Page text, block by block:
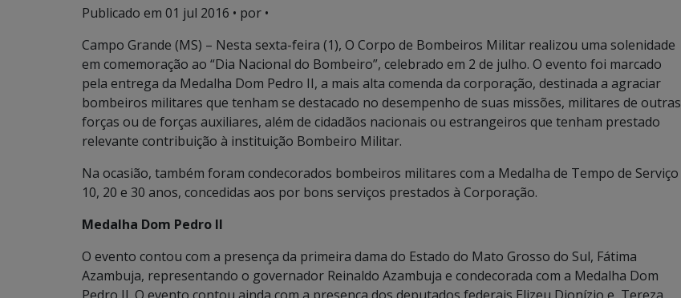
Publicado em 01 jul 2016 • por •
Campo Grande (MS) – Nesta sexta-feira (1), O Corpo de Bombeiros Militar realizou uma solenidade
em comemoração ao “Dia Nacional do Bombeiro”, celebrado em 2 de julho. O evento foi marcado
pela entrega da Medalha Dom Pedro II, a mais alta comenda da corporação, destinada a agraciar
bombeiros militares que tenham se destacado no desempenho de suas missões, militares de outras
forças ou de forças auxiliares, além de cidadãos nacionais ou estrangeiros que tenham prestado
relevante contribuição à instituição Bombeiro Militar.
Na ocasião, também foram condecorados bombeiros militares com a Medalha de Tempo de Serviço
10, 20 e 30 anos, concedidas aos por bons serviços prestados à Corporação.
Medalha Dom Pedro II
O evento contou com a presença da primeira dama do Estado do Mato Grosso do Sul, Fátima
Azambuja, representando o governador Reinaldo Azambuja e condecorada com a Medalha Dom